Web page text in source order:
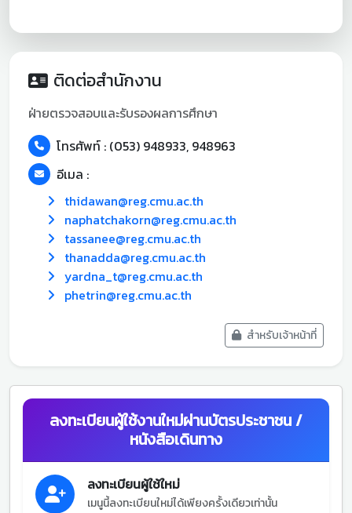
ติดต่อสำนักงาน
ฝ่ายตรวจสอบและรับรองผลการศึกษา
โทรศัพท์ : (053) 948933, 948963
อีเมล :
thidawan@reg.cmu.ac.th
naphatchakorn@reg.cmu.ac.th
tassanee@reg.cmu.ac.th
thanadda@reg.cmu.ac.th
yardna_t@reg.cmu.ac.th
phetrin@reg.cmu.ac.th
สำหรับเจ้าหน้าที่
ลงทะเบียนผู้ใช้งานใหม่ผ่านบัตรประชาชน /
หนังสือเดินทาง
ลงทะเบียนผู้ใช้ใหม่
เมนูนี้ลงทะเบียนใหม่ได้เพียงครั้งเดียวเท่านั้น